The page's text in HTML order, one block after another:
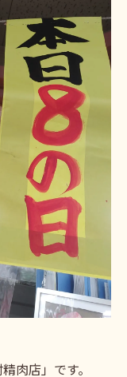
肉店」です。